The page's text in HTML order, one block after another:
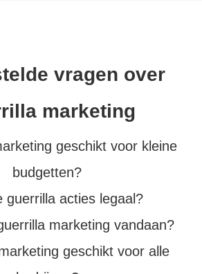
vragen over
marketing
geschikt voor kleine
budgetten?
guerrilla acties legaal?
marketing vandaan?
geschikt voor alle